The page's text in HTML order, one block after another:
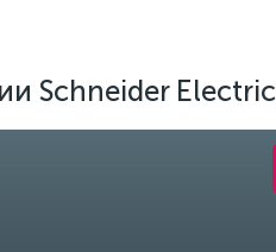
Schneider Electric